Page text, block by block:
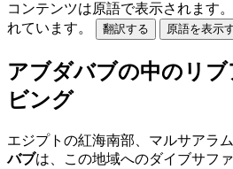
コンテンツは原語で表示されます。
れています。
翻訳する 原語を表示
アブダバブの中のリ
ビング
エジプトの紅海南部、マルサアラ
バブは、この地域へのダイブサフ